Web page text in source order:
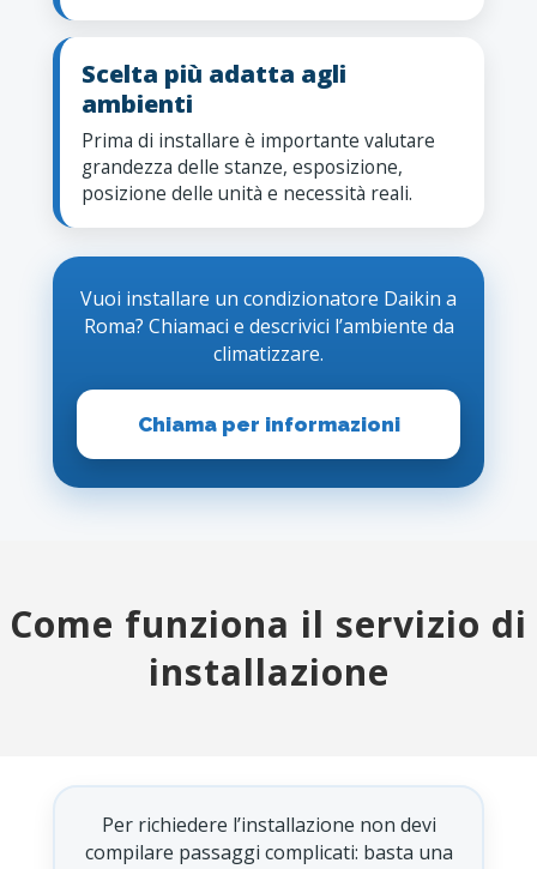
Scelta più adatta agli
ambienti
Prima di installare è importante valutare
grandezza delle stanze, esposizione,
posizione delle unità e necessità reali.
Vuoi installare un condizionatore Daikin a
Roma? Chiamaci e descrivici l’ambiente da
climatizzare.
Chiama per informazioni
Come funziona il servizio di
installazione
Per richiedere l’installazione non devi
compilare passaggi complicati: basta una